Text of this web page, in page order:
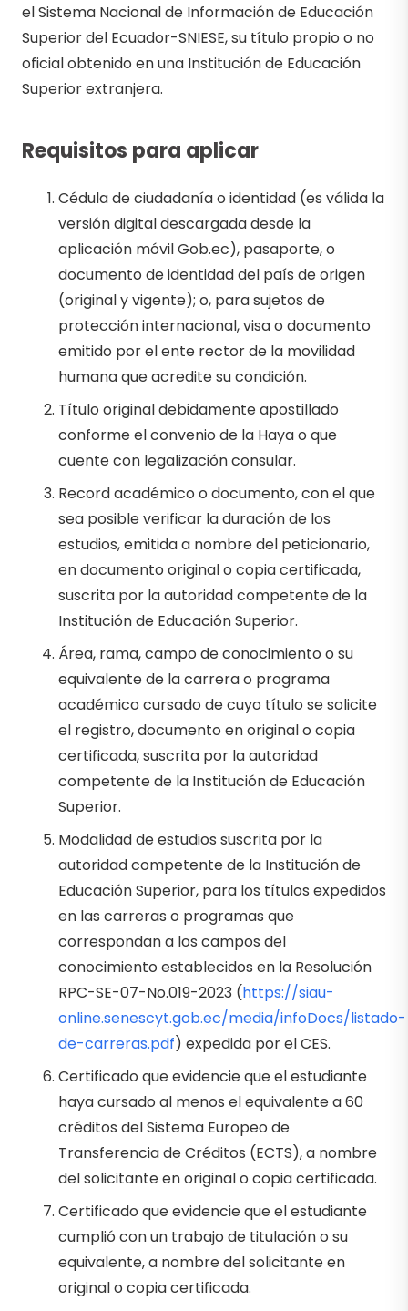
el Sistema Nacional de Información de Educación
Superior del Ecuador-SNIESE, su título propio o no
oficial obtenido en una Institución de Educación
Superior extranjera.
Requisitos para aplicar
Cédula de ciudadanía o identidad (es válida la
versión digital descargada desde la
aplicación móvil Gob.ec), pasaporte, o
documento de identidad del país de origen
(original y vigente); o, para sujetos de
protección internacional, visa o documento
emitido por el ente rector de la movilidad
humana que acredite su condición.
Título original debidamente apostillado
conforme el convenio de la Haya o que
cuente con legalización consular.
Record académico o documento, con el que
sea posible verificar la duración de los
estudios, emitida a nombre del peticionario,
en documento original o copia certificada,
suscrita por la autoridad competente de la
Institución de Educación Superior.
Área, rama, campo de conocimiento o su
equivalente de la carrera o programa
académico cursado de cuyo título se solicite
el registro, documento en original o copia
certificada, suscrita por la autoridad
competente de la Institución de Educación
Superior.
Modalidad de estudios suscrita por la
autoridad competente de la Institución de
Educación Superior, para los títulos expedidos
en las carreras o programas que
correspondan a los campos del
conocimiento establecidos en la Resolución
RPC-SE-07-No.019-2023 (https://siau-
online.senescyt.gob.ec/media/infoDocs/listado-
de-carreras.pdf) expedida por el CES.
Certificado que evidencie que el estudiante
haya cursado al menos el equivalente a 60
créditos del Sistema Europeo de
Transferencia de Créditos (ECTS), a nombre
del solicitante en original o copia certificada.
Certificado que evidencie que el estudiante
cumplió con un trabajo de titulación o su
equivalente, a nombre del solicitante en
original o copia certificada.